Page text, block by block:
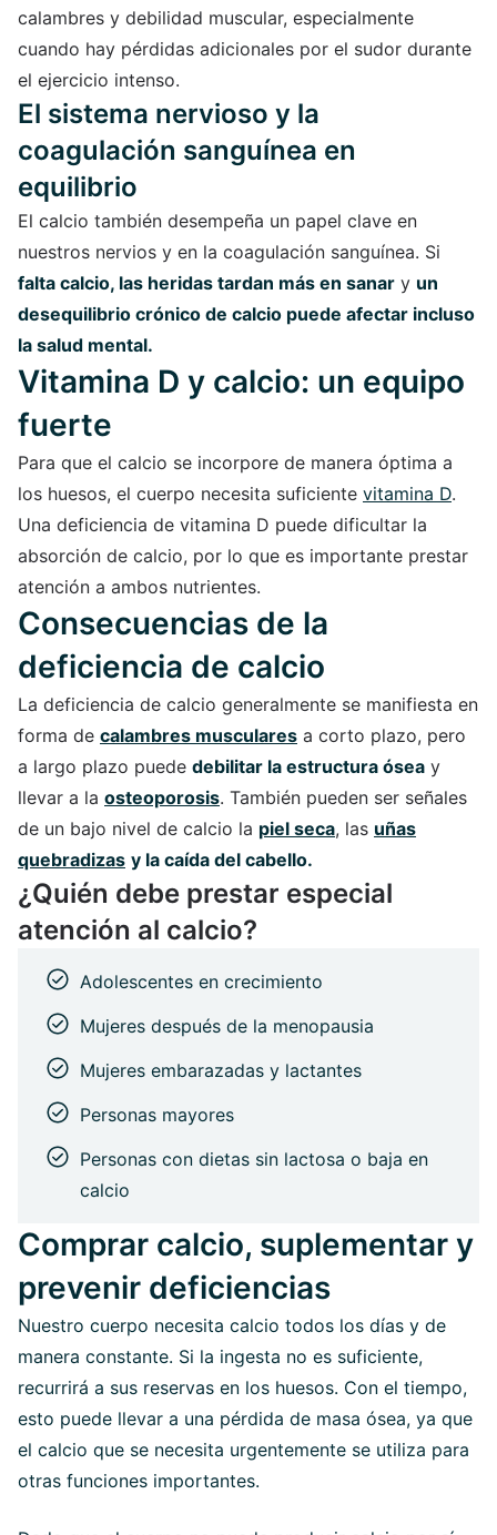
calambres y debilidad muscular, especialmente
cuando hay pérdidas adicionales por el sudor durante
el ejercicio intenso.
El sistema nervioso y la
coagulación sanguínea en
equilibrio
El calcio también desempeña un papel clave en
nuestros nervios y en la coagulación sanguínea. Si
falta calcio, las heridas tardan más en sanar y un
desequilibrio crónico de calcio puede afectar incluso
la salud mental.
Vitamina D y calcio: un equipo
fuerte
Para que el calcio se incorpore de manera óptima a
los huesos, el cuerpo necesita suficiente vitamina D.
Una deficiencia de vitamina D puede dificultar la
absorción de calcio, por lo que es importante prestar
atención a ambos nutrientes.
Consecuencias de la
deficiencia de calcio
La deficiencia de calcio generalmente se manifiesta en
forma de calambres musculares a corto plazo, pero
a largo plazo puede debilitar la estructura ósea y
llevar a la osteoporosis. También pueden ser señales
de un bajo nivel de calcio la piel seca, las uñas
quebradizas y la caída del cabello.
¿Quién debe prestar especial
atención al calcio?
Adolescentes en crecimiento
Mujeres después de la menopausia
Mujeres embarazadas y lactantes
Personas mayores
Personas con dietas sin lactosa o baja en
calcio
Comprar calcio, suplementar y
prevenir deficiencias
Nuestro cuerpo necesita calcio todos los días y de
manera constante. Si la ingesta no es suficiente,
recurrirá a sus reservas en los huesos. Con el tiempo,
esto puede llevar a una pérdida de masa ósea, ya que
el calcio que se necesita urgentemente se utiliza para
otras funciones importantes.